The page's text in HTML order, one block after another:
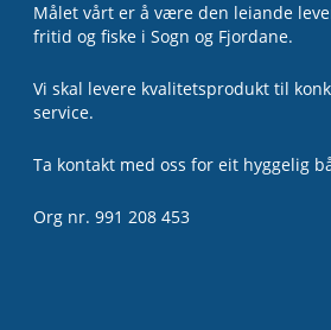
Målet vårt er å være den leiande
fritid og fiske i Sogn og Fjordane.
Vi skal levere kvalitetsprodukt til
service.
Ta kontakt med oss for eit hyggelig
Org nr. 991 208 453